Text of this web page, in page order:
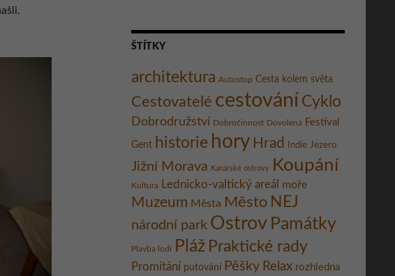
ŠTÍTKY
architektura Autostop Cesta kolem světa
Cestovatelé cestování Cyklo
Dobrodružství Dobročinnost Dovolená Festival
Gent historie hory Hrad Indie Jezero
Jižní Morava Kanárské ostrovy Koupání
Kultura Lednicko-valtický areál moře
Muzeum Města Město NEJ
národní park Ostrov Památky
Plavba lodí Pláž Praktické rady
Promítání putování Pěšky Relax rozhledna